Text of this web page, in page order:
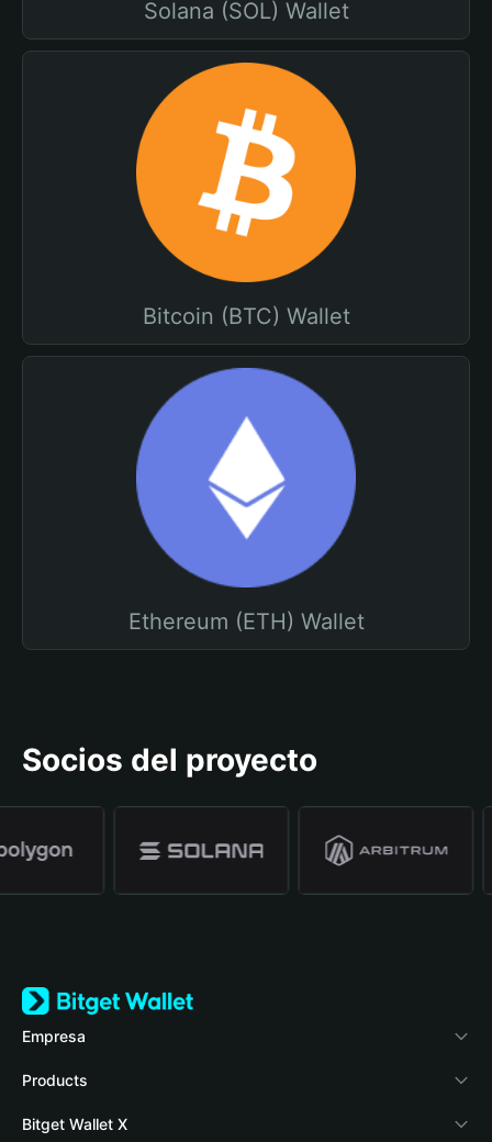
Solana (SOL) Wallet
Bitcoin (BTC) Wallet
Ethereum (ETH) Wallet
Socios del proyecto
Empresa
Acerca de Bitget Wallet
Blog
Products
Crypto Card
Bitget Wallet X